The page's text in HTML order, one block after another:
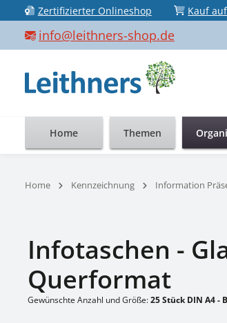
Hauptinhalt springen
Zur Suche springen
Zur Hauptnavigation springen
Zertifizierter Onlineshop Kauf
info@leithners-shop.de
Home Themen
Home Kennzeichnung Information
Infotaschen -
Querformat
Gewünschte Anzahl und Größe:25 Stück DIN A4 -